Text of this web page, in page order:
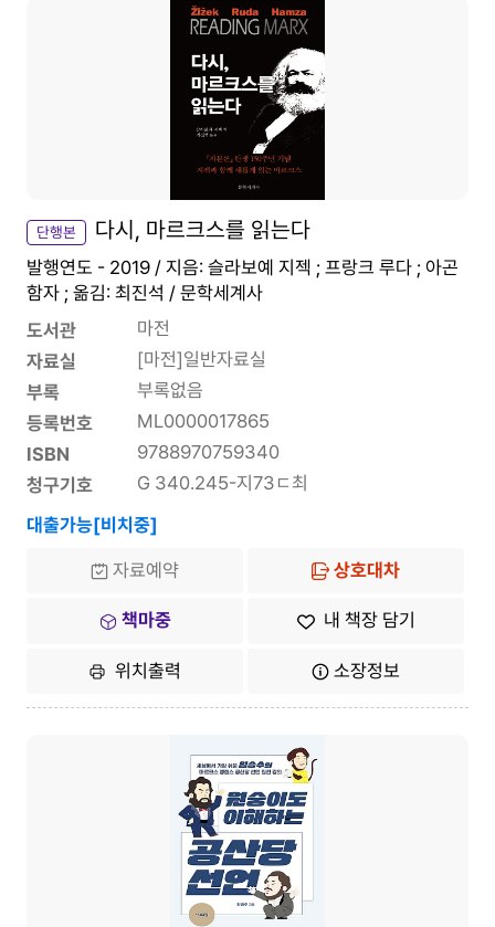
단행본 다시, 마르크스를 읽는다
발행연도 - 2019 / 지음: 슬라보예 지젝 ; 프랑크 루다 ; 아곤
함자 ; 옮김: 최진석 / 문학세계사
도서관
마전
자료실
[마전]일반자료실
부록
부록없음
등록번호
ML0000017865
ISBN
9788970759340
청구기호
G 340.245-지73ㄷ최
대출가능[비치중]
자료예약 상호대차
책마중 내 책장 담기
위치출력 소장정보